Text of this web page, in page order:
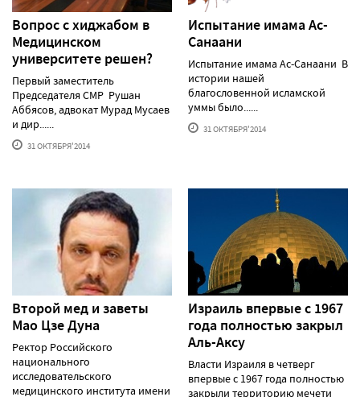
Вопрос с хиджабом в
Медицинском
университете решен?
Первый заместитель
Председателя СМР Рушан
Аббясов, адвокат Мурад Мусаев
и дир......
31 ОКТЯБРЯ'2014
Испытание имама Ас-
Санаани
Испытание имама Ас-Санаани В
истории нашей
благословенной исламской
уммы было......
31 ОКТЯБРЯ'2014
Второй мед и заветы
Мао Цзе Дуна
Ректор Российского
национального
исследовательского
медицинского института имени
Израиль впервые с 1967
года полностью закрыл
Аль-Аксу
Власти Израиля в четверг
впервые с 1967 года полностью
закрыли территорию мечети